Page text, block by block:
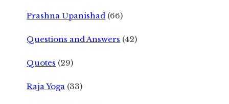
Prashna Upanishad (66)
Questions and Answers (42)
Quotes (29)
Raja Yoga (33)